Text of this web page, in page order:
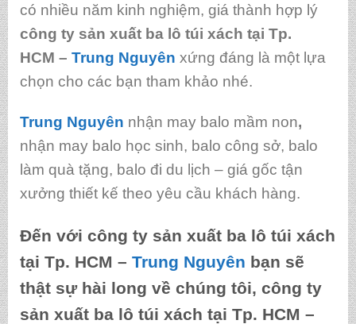
có nhiều năm kinh nghiệm, giá thành hợp lý
công ty sản xuất ba lô túi xách tại Tp.
HCM – Trung Nguyên xứng đáng là một lựa
chọn cho các bạn tham khảo nhé.
Trung Nguyên nhận may balo mầm non,
nhận may balo học sinh, balo công sở, balo
làm quà tặng, balo đi du lịch – giá gốc tận
xưởng thiết kế theo yêu cầu khách hàng.
Đến với công ty sản xuất ba lô túi xách
tại Tp. HCM – Trung Nguyên bạn sẽ
thật sự hài long về chúng tôi, công ty
sản xuất ba lô túi xách tại Tp. HCM –